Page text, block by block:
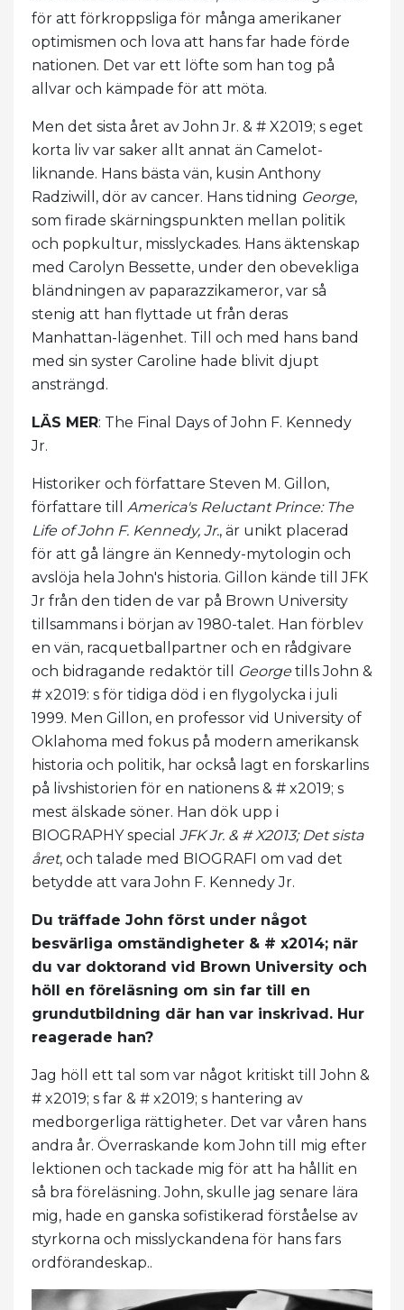
för att förkroppsliga för många amerikaner
optimismen och lova att hans far hade förde
nationen. Det var ett löfte som han tog på
allvar och kämpade för att möta.
Men det sista året av John Jr. & # X2019; s eget
korta liv var saker allt annat än Camelot-
liknande. Hans bästa vän, kusin Anthony
Radziwill, dör av cancer. Hans tidning George,
som firade skärningspunkten mellan politik
och popkultur, misslyckades. Hans äktenskap
med Carolyn Bessette, under den obevekliga
bländningen av paparazzikameror, var så
stenig att han flyttade ut från deras
Manhattan-lägenhet. Till och med hans band
med sin syster Caroline hade blivit djupt
ansträngd.
LÄS MER: The Final Days of John F. Kennedy
Jr.
Historiker och författare Steven M. Gillon,
författare till America's Reluctant Prince: The
Life of John F. Kennedy, Jr., är unikt placerad
för att gå längre än Kennedy-mytologin och
avslöja hela John's historia. Gillon kände till JFK
Jr från den tiden de var på Brown University
tillsammans i början av 1980-talet. Han förblev
en vän, racquetballpartner och en rådgivare
och bidragande redaktör till
Georgetills John &
# x2019: s för tidiga död i en flygolycka i juli
1999. Men Gillon, en professor vid University of
Oklahoma med fokus på modern amerikansk
historia och politik, har också lagt en forskarlins
på livshistorien för en nationens & # x2019; s
mest älskade söner. Han dök upp i
BIOGRAPHY special JFK Jr. & # X2013; Det sista
året, och talade med BIOGRAFI om vad det
betydde att vara John F. Kennedy Jr.
Du träffade John först under något
besvärliga omständigheter & # x2014; när
du var doktorand vid Brown University och
höll en föreläsning om sin far till en
grundutbildning där han var inskrivad. Hur
reagerade han?
Jag höll ett tal som var något kritiskt till John &
# x2019; s far & # x2019; s hantering av
medborgerliga rättigheter. Det var våren hans
andra år. Överraskande kom John till mig efter
lektionen och tackade mig för att ha hållit en
så bra föreläsning. John, skulle jag senare lära
mig, hade en ganska sofistikerad förståelse av
styrkorna och misslyckandena för hans fars
ordförandeskap..